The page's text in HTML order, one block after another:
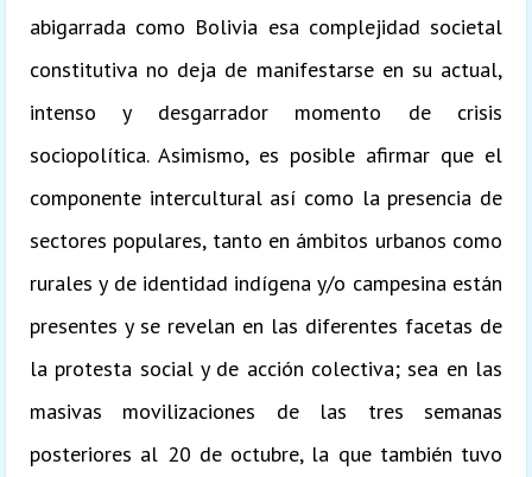
abigarrada como Bolivia esa complejidad societal
constitutiva no deja de manifestarse en su actual,
intenso y desgarrador momento de crisis
sociopolítica. Asimismo, es posible afirmar que el
componente intercultural así como la presencia de
sectores populares, tanto en ámbitos urbanos como
rurales y de identidad indígena y/o campesina están
presentes y se revelan en las diferentes facetas de
la protesta social y de acción colectiva; sea en las
masivas movilizaciones de las tres semanas
posteriores al 20 de octubre, la que también tuvo